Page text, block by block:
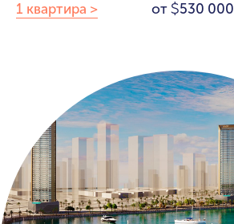
1 квартира > от $530 000